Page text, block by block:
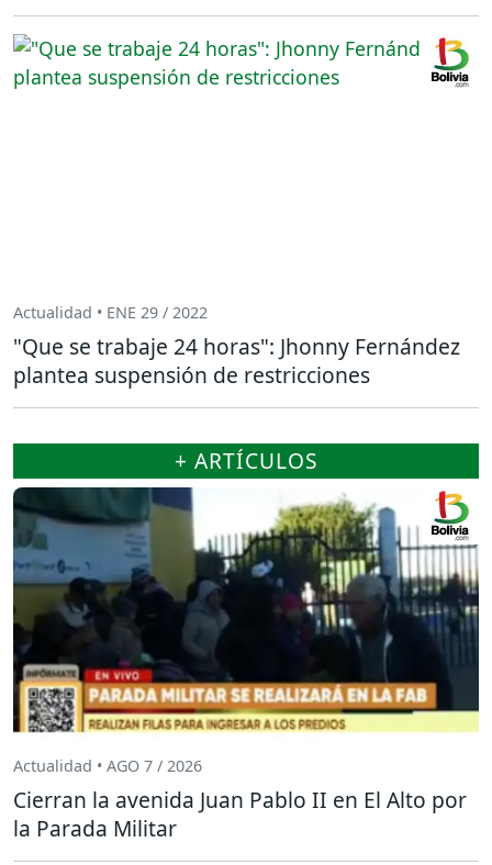
Actualidad • ENE 29 / 2022
"Que se trabaje 24 horas": Jhonny Fernández
plantea suspensión de restricciones
+ ARTÍCULOS
Actualidad • AGO 7 / 2026
Cierran la avenida Juan Pablo II en El Alto por
la Parada Militar